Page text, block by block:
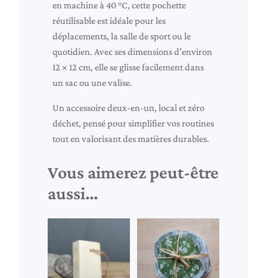
g
e
«
A
n
n
en machine à 40 °C, cette pochette
réutilisable est idéale pour les
déplacements, la salle de sport ou le
quotidien. Avec ses dimensions d’environ
12 × 12 cm, elle se glisse facilement dans
un sac ou une valise.
Un accessoire deux‑en‑un, local et zéro
déchet, pensé pour simplifier vos routines
tout en valorisant des matières durables.
Vous aimerez peut-être
aussi…